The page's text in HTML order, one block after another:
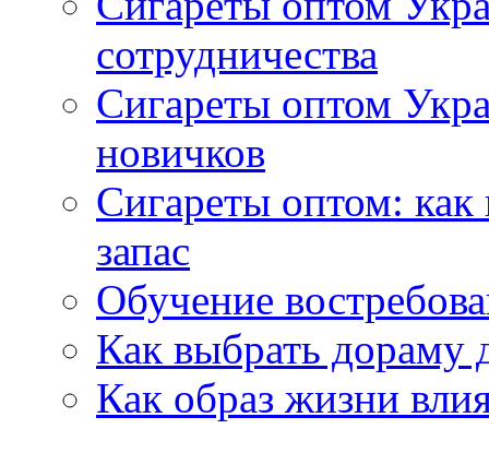
сотрудничества
Сигареты оптом
новичков
Сигареты оптом:
запас
Обучение
Как выбрать дораму
Как образ жизни